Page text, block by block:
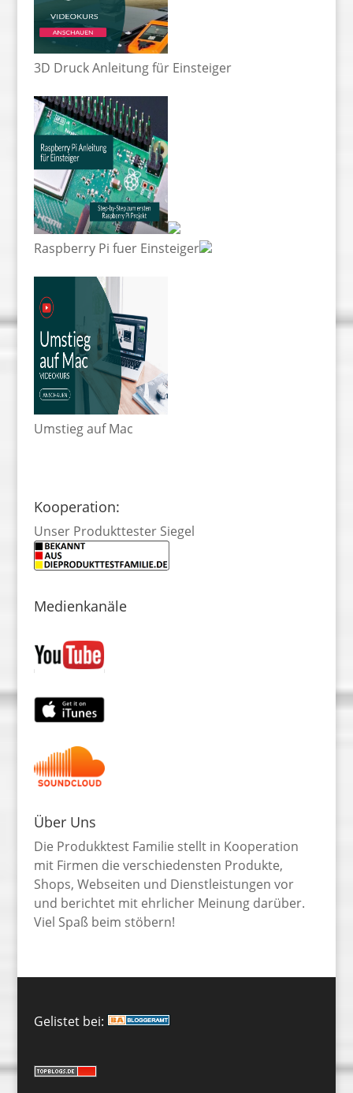
3D Druck Anleitung für Einsteiger
Raspberry Pi fuer Einsteiger
Umstieg auf Mac
Kooperation:
Unser Produkttester Siegel
Medienkanäle
Über Uns
Die Produkktest Familie stellt in Kooperation
mit Firmen die verschiedensten Produkte,
Shops, Webseiten und Dienstleistungen vor
und berichtet mit ehrlicher Meinung darüber.
Viel Spaß beim stöbern!
Gelistet bei: